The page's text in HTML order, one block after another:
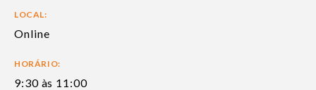
LOCAL:
Online
HORÁRIO:
9:30 às 11:00